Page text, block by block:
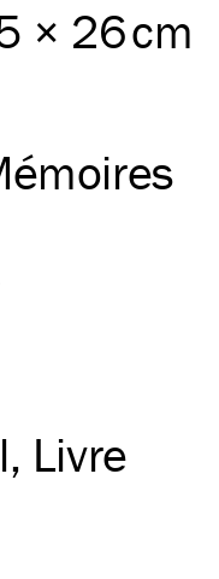
× 26 cm
Livre